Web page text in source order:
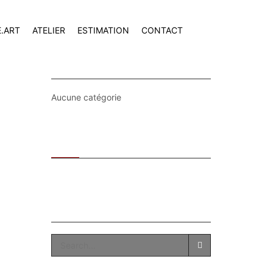
ATELIER ESTIMATION CONTACT
Aucune catégorie